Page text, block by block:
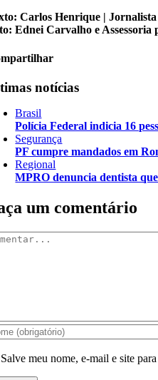
Carlos Henrique | Jornalista
Ednei Carvalho e Assessoria
notícias
Brasil
Polícia Federal indicia 16
Segurança
PF cumpre mandados em
Regional
MPRO denuncia dentista
um comentário
Salve meu nome, e-mail e site